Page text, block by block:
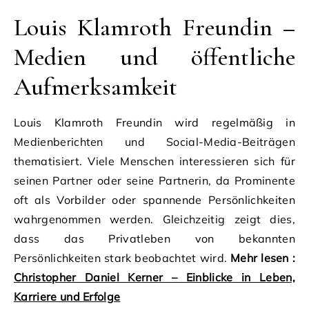
Louis Klamroth Freundin –
Medien und öffentliche
Aufmerksamkeit
Louis Klamroth Freundin wird regelmäßig in
Medienberichten und Social-Media-Beiträgen
thematisiert. Viele Menschen interessieren sich für
seinen Partner oder seine Partnerin, da Prominente
oft als Vorbilder oder spannende Persönlichkeiten
wahrgenommen werden. Gleichzeitig zeigt dies,
dass das Privatleben von bekannten
Persönlichkeiten stark beobachtet wird. Mehr lesen :
Christopher Daniel Kerner – Einblicke in Leben,
Karriere und Erfolge